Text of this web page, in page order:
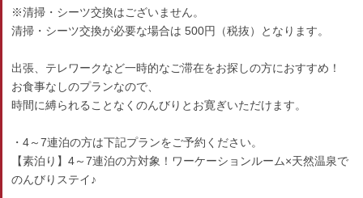
※清掃・シーツ交換はございません。
清掃・シーツ交換が必要な場合は 500円（税抜）となります。
出張、テレワークなど一時的なご滞在をお探しの方におすすめ！
お食事なしのプランなので、
時間に縛られることなくのんびりとお寛ぎいただけます。
・4～7連泊の方は下記プランをご予約ください。
【素泊り】4～7連泊の方対象！ワーケーションルーム×天然温泉で
のんびりステイ♪